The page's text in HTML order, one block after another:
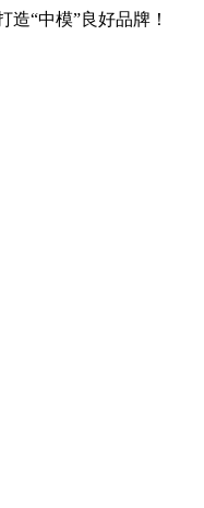
“中模”良好品牌！